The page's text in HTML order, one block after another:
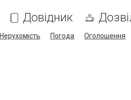
Довідник
Нерухомість Погода Оголошення